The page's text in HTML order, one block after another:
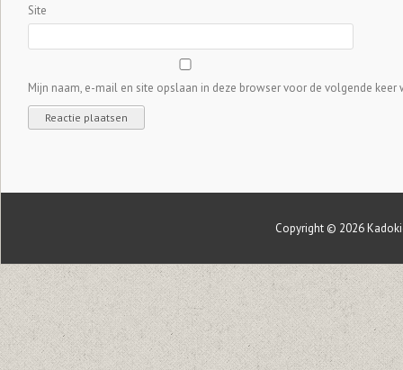
Site
Mijn naam, e-mail en site opslaan in deze browser voor de volgende keer
Copyright © 2026